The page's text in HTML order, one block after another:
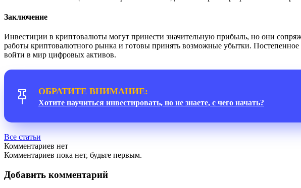
Заключение
Инвестиции в криптовалюты могут принести значительную прибыль, но они
работы криптовалютного рынка и готовы принять возможные убытки.
войти в мир цифровых активов.
ОБРАТИТЕ ВНИМАНИЕ:
Хотите научиться инвестировать, но не знаете, с чего начать?
Все статьи
Комментариев нет
Комментариев пока нет, будьте первым.
Добавить комментарий